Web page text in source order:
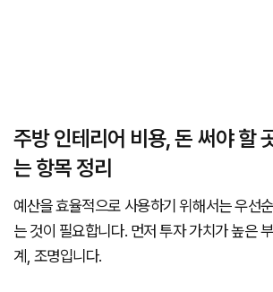
주방 인테리어 비용, 돈 써야 할
는 항목 정리
예산을 효율적으로 사용하기 위해서는 우선
는 것이 필요합니다. 먼저 투자 가치가 높은
계, 조명입니다.